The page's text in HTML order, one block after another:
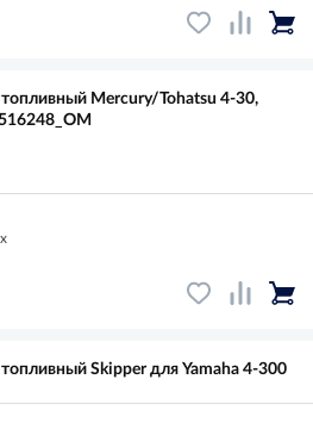
Mercury/Tohatsu 4-30,
Skipper для Yamaha 4-300